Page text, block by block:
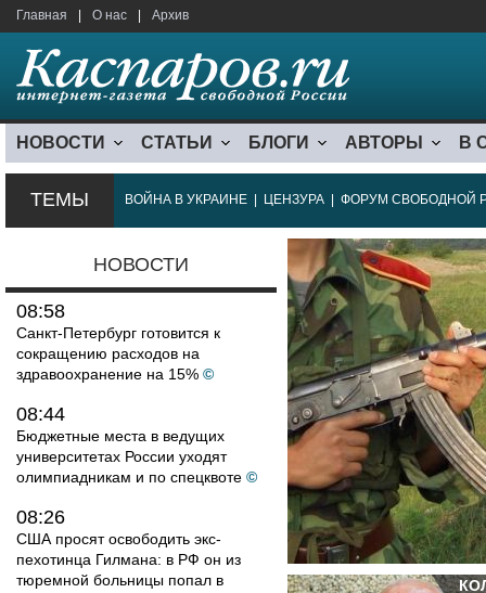
Главная О нас Архив
НОВОСТИ СТАТЬИ БЛОГИ АВТОРЫ В
ТЕМЫ ВОЙНА В УКРАИНЕ ЦЕНЗУРА ФОРУМ СВОБОДНОЙ
НОВОСТИ
08:58
Санкт-Петербург готовится к
сокращению расходов на
здравоохранение на 15% ©
08:44
Бюджетные места в ведущих
университетах России уходят
олимпиадникам и по спецквоте ©
08:26
США просят освободить экс-
пехотинца Гилмана: в РФ он из
тюремной больницы попал в